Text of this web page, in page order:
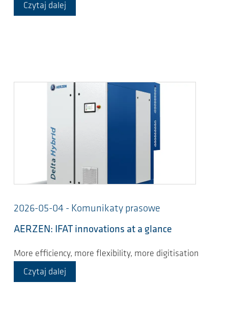
Czytaj dalej
2026-05-04 - Komunikaty prasowe
AERZEN: IFAT innovations at a glance
More efficiency, more flexibility, more digitisation
Czytaj dalej